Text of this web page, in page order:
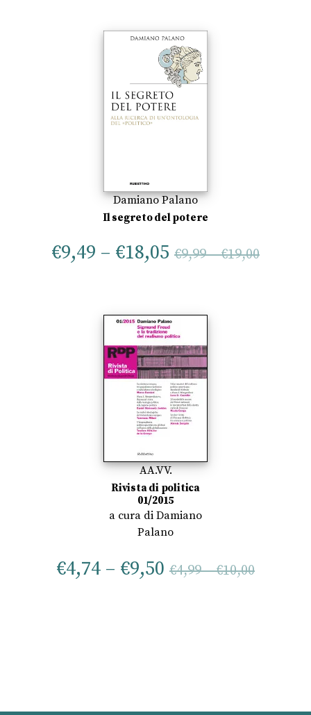
Damiano Palano
Il segreto del potere
€9,49 – €18,05 €9,99–€19,00
AA.VV.
Rivista di politica
01/2015
a cura di Damiano
Palano
€4,74 – €9,50 €4,99–€10,00